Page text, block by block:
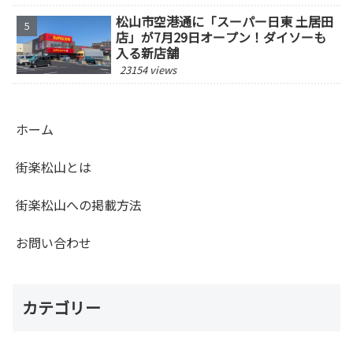
松山市空港通に「スーパー日東 土居田
店」が7月29日オープン！ダイソーも
入る新店舗
23154 views
ホーム
街楽松山とは
街楽松山への掲載方法
お問い合わせ
カテゴリー